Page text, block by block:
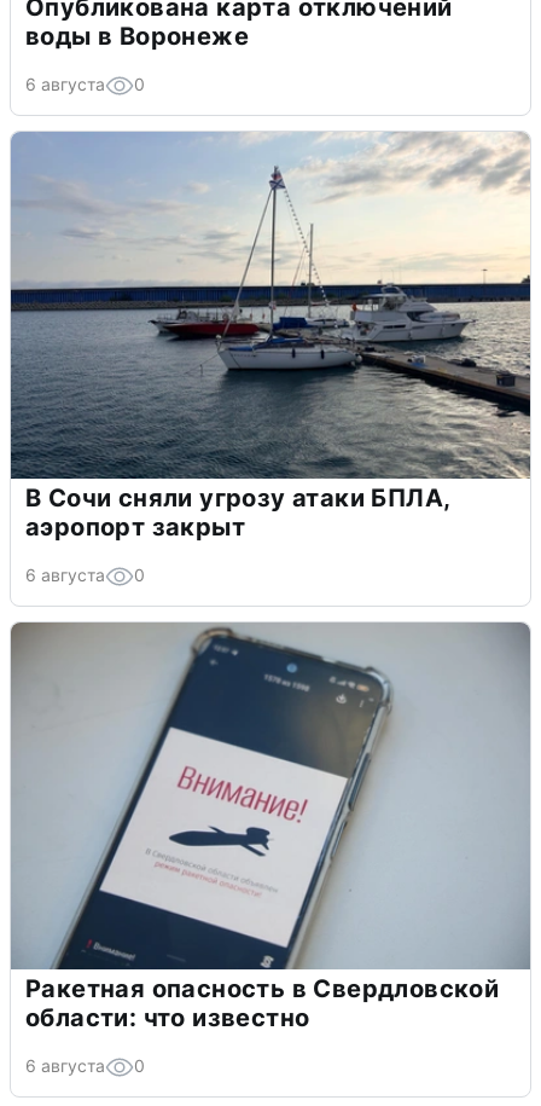
Опубликована карта отключений
воды в Воронеже
6 августа 0
В Сочи сняли угрозу атаки БПЛА,
аэропорт закрыт
6 августа 0
Ракетная опасность в Свердловской
области: что известно
6 августа 0